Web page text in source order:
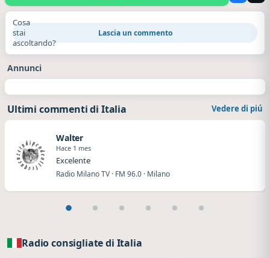
Cosa
stai
ascoltando?
Lascia un commento
Annunci
Ultimi commenti di Italia Vedere di piú
Walter
Hace 1 mes
Excelente
Radio Milano TV · FM 96.0 · Milano
Radio consigliate di Italia